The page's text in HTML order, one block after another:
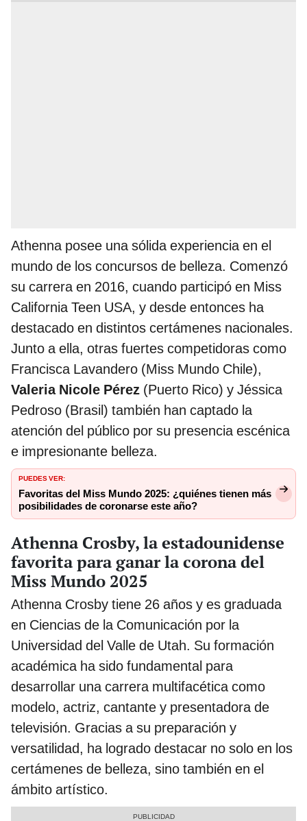
Athenna posee una sólida experiencia en el
mundo de los concursos de belleza. Comenzó
su carrera en 2016, cuando participó en Miss
California Teen USA, y desde entonces ha
destacado en distintos certámenes nacionales.
Junto a ella, otras fuertes competidoras como
Francisca Lavandero (Miss Mundo Chile),
Valeria Nicole Pérez (Puerto Rico) y Jéssica
Pedroso (Brasil) también han captado la
atención del público por su presencia escénica
e impresionante belleza.
PUEDES VER:
Favoritas del Miss Mundo 2025: ¿quiénes tienen más
posibilidades de coronarse este año?
Athenna Crosby, la estadounidense
favorita para ganar la corona del
Miss Mundo 2025
Athenna Crosby tiene 26 años y es graduada
en Ciencias de la Comunicación por la
Universidad del Valle de Utah. Su formación
académica ha sido fundamental para
desarrollar una carrera multifacética como
modelo, actriz, cantante y presentadora de
televisión. Gracias a su preparación y
versatilidad, ha logrado destacar no solo en los
certámenes de belleza, sino también en el
ámbito artístico.